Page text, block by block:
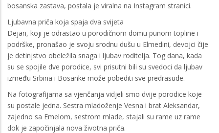
bosanska zastava, postala je viralna na Instagram stranici.
Ljubavna priča koja spaja dva svijeta
Dejan, koji je odrastao u porodičnom domu punom topline i
podrške, pronašao je svoju srodnu dušu u Elmedini, devojci čije
je detinjstvo obeležila snaga i ljubav roditelja. Tog dana, kada
su se spojile dve porodice, svi prisutni bili su svedoci da ljubav
između Srbina i Bosanke može pobediti sve predrasude.
Na fotografijama sa vjenčanja vidjeli smo dvije porodice koje
su postale jedna. Sestra mladoženje Vesna i brat Aleksandar,
zajedno sa Emelom, sestrom mlade, stajali su rame uz rame
dok je započinjala nova životna priča.